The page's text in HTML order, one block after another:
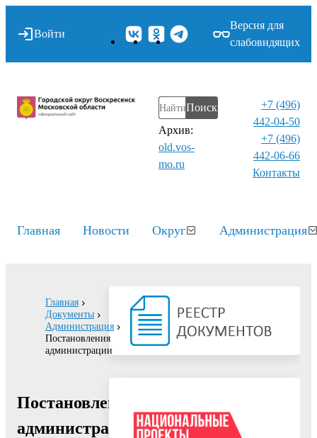
Войти
Версия для
слабовидящих
Поиск
Архив:
old.vos-
mo.ru
+7 (496)
442-04-50
+7 (496)
442-06-66
Контакты⁠
Главная Новости Округ Администрация
Главная
Документы
Администрация
Постановления
администрации
Постановление
администрации